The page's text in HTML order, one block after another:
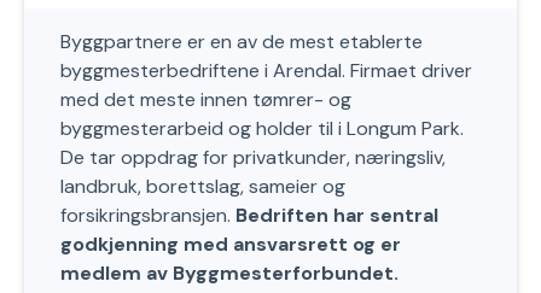
Byggpartnere er en av de mest etablerte
byggmesterbedriftene i Arendal. Firmaet driver
med det meste innen tømrer- og
byggmesterarbeid og holder til i Longum Park.
De tar oppdrag for privatkunder, næringsliv,
landbruk, borettslag, sameier og
forsikringsbransjen. Bedriften har sentral
godkjenning med ansvarsrett og er
medlem av Byggmesterforbundet.